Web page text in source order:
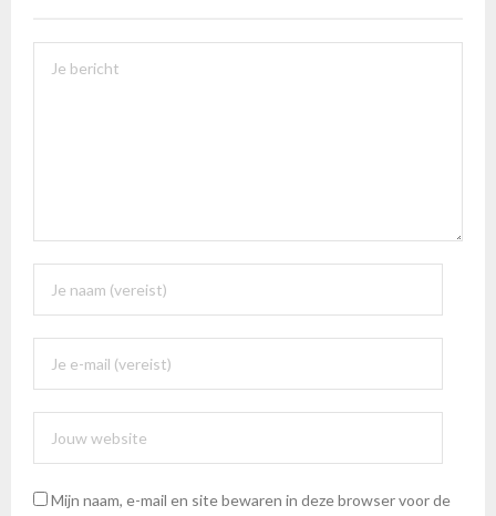
Mijn naam, e-mail en site bewaren in deze browser voor de